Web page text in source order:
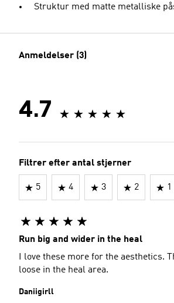
Struktur med matte metalliske
Anmeldelser (3)
4.7
Filtrer efter antal stjerner
5 4 3 2 1
Run big and wider in the heal
I love these more for the aesthetics.
loose in the heal area.
Daniigirll